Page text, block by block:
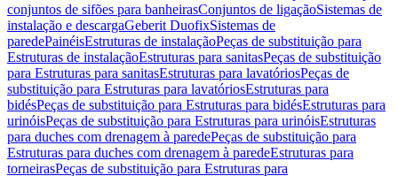
conjuntos de sifões para banheirasConjuntos de ligaçãoSistemas de
instalação e descargaGeberit DuofixSistemas de
paredePainéisEstruturas de instalaçãoPeças de substituição para
Estruturas de instalaçãoEstruturas para sanitasPeças de substituição
para Estruturas para sanitasEstruturas para lavatóriosPeças de
substituição para Estruturas para lavatóriosEstruturas para
bidésPeças de substituição para Estruturas para bidésEstruturas para
urinóisPeças de substituição para Estruturas para urinóisEstruturas
para duches com drenagem à paredePeças de substituição para
Estruturas para duches com drenagem à paredeEstruturas para
torneirasPeças de substituição para Estruturas para